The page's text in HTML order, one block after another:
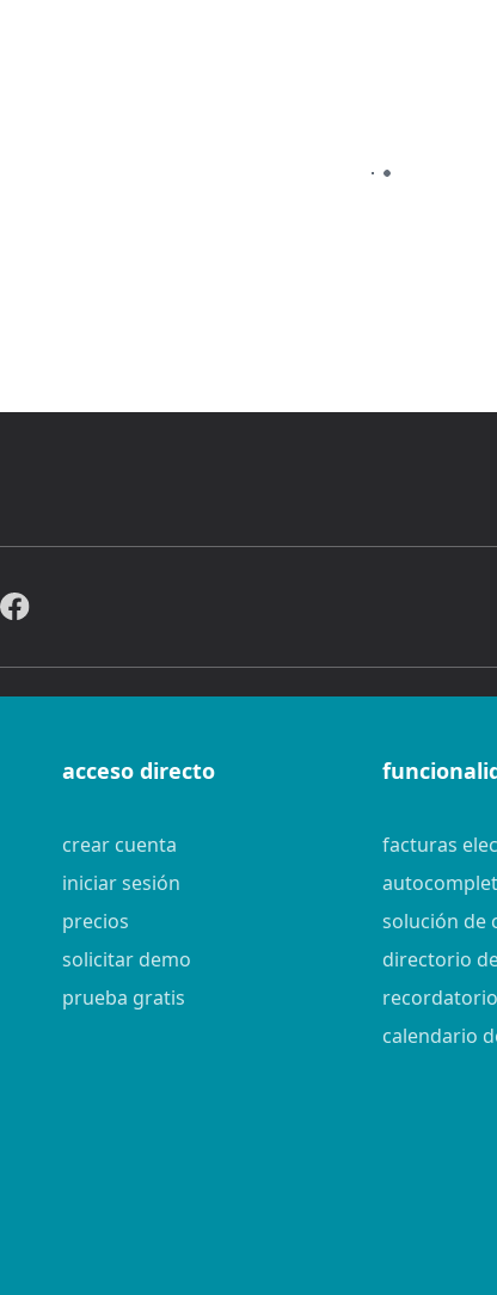
acceso directo
crear cuenta
iniciar sesión
precios
solicitar demo
prueba gratis
facturas
solución de
directorio
calendario